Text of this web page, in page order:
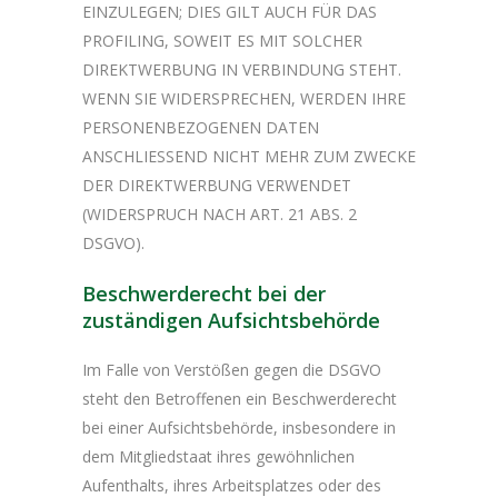
EINZULEGEN; DIES GILT AUCH FÜR DAS
PROFILING, SOWEIT ES MIT SOLCHER
DIREKTWERBUNG IN VERBINDUNG STEHT.
WENN SIE WIDERSPRECHEN, WERDEN IHRE
PERSONENBEZOGENEN DATEN
ANSCHLIESSEND NICHT MEHR ZUM ZWECKE
DER DIREKTWERBUNG VERWENDET
(WIDERSPRUCH NACH ART. 21 ABS. 2
DSGVO).
Beschwerde­recht bei der
zuständigen Aufsichts­behörde
Im Falle von Verstößen gegen die DSGVO
steht den Betroffenen ein Beschwerderecht
bei einer Aufsichtsbehörde, insbesondere in
dem Mitgliedstaat ihres gewöhnlichen
Aufenthalts, ihres Arbeitsplatzes oder des